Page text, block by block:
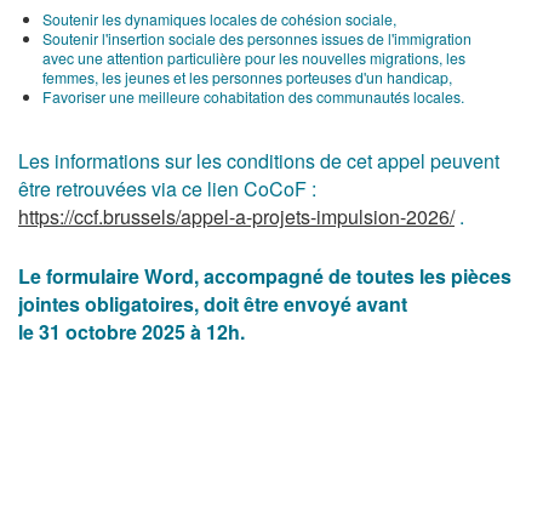
Soutenir les dynamiques locales de cohésion sociale,
Soutenir l'insertion sociale des personnes issues de l'immigration
avec une attention particulière pour les nouvelles migrations, les
femmes, les jeunes et les personnes porteuses d'un handicap,
Favoriser une meilleure cohabitation des communautés locales.
Les informations sur les conditions de cet appel peuvent
être retrouvées via ce lien CoCoF :
https://ccf.brussels/appel-a-projets-impulsion-2026/.
Le formulaire Word, accompagné de toutes les pièces
jointes obligatoires, doit être envoyé avant
le 31 octobre 2025 à 12h.